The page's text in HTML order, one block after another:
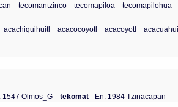
tecomantzinco tecomapiloa tecomapilohua
acachiquihuitl acacocoyotl acacoyotl
1547 Olmos_G tekomat - En: 1984 Tzinacapan